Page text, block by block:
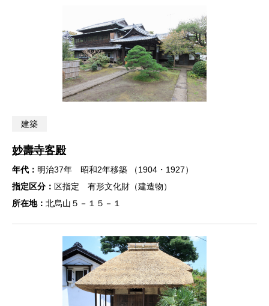
建築
妙壽寺客殿
年代： 明治37年 昭和2年移築 （1904・1927）
指定区分： 区指定 有形文化財（建造物）
所在地： 北烏山５－１５－１